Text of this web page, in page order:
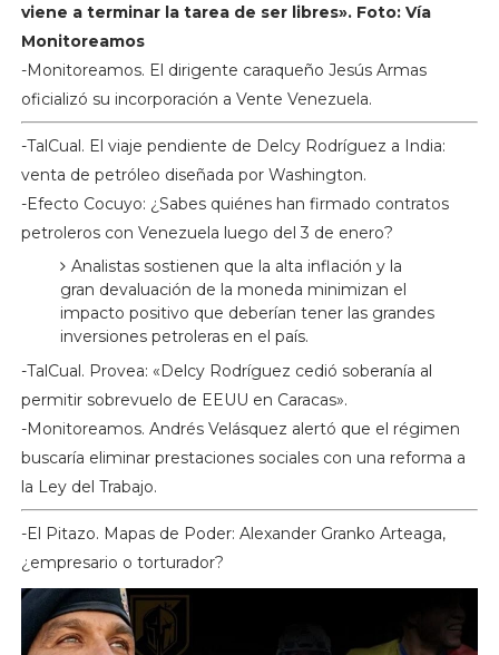
viene a terminar la tarea de ser libres». Foto: Vía
Monitoreamos
-Monitoreamos. El dirigente caraqueño Jesús Armas
oficializó su incorporación a Vente Venezuela.
-TalCual. El viaje pendiente de Delcy Rodríguez a India:
venta de petróleo diseñada por Washington.
-Efecto Cocuyo: ¿Sabes quiénes han firmado contratos
petroleros con Venezuela luego del 3 de enero?
Analistas sostienen que la alta inflación y la
gran devaluación de la moneda minimizan el
impacto positivo que deberían tener las grandes
inversiones petroleras en el país.
-TalCual. Provea: «Delcy Rodríguez cedió soberanía al
permitir sobrevuelo de EEUU en Caracas».
-Monitoreamos. Andrés Velásquez alertó que el régimen
buscaría eliminar prestaciones sociales con una reforma a
la Ley del Trabajo.
-El Pitazo. Mapas de Poder: Alexander Granko Arteaga,
¿empresario o torturador?